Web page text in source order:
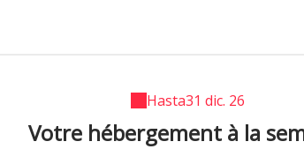
Hasta31 dic. 26
Votre hébergement à la